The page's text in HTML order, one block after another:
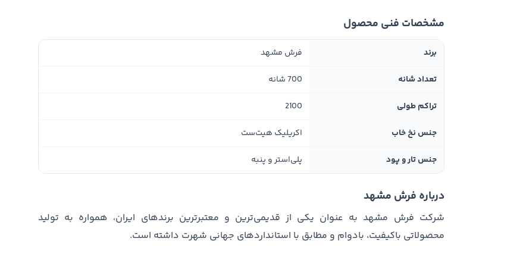
مشخصات فنی محصول
برند فرش مشهد
تعداد شانه 700 شانه
تراکم طولی 2100
جنس نخ خاب اکریلیک هیت‌ست
جنس تار و پود پلی‌استر و پنبه
درباره فرش مشهد
شرکت فرش مشهد به عنوان یکی از قدیمی‌ترین و معتبرترین برندهای ایران، همواره به تولید
محصولاتی باکیفیت، بادوام و مطابق با استانداردهای جهانی شهرت داشته است.